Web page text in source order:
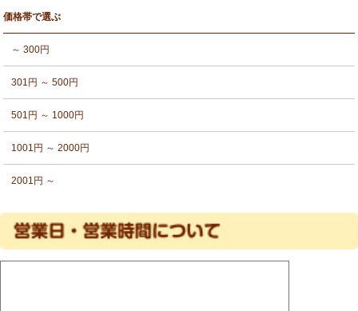
価格帯で選ぶ
～ 300円
301円 ～ 500円
501円 ～ 1000円
1001円 ～ 2000円
2001円 ～